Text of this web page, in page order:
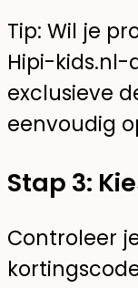
Tip: Wil je
Hipi-kids.nl-
exclusieve
eenvoudig
Stap 3:
Controleer